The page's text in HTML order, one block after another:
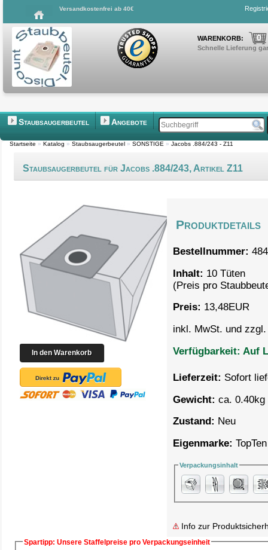
Versandkostenfrei ab 40€
WARENKORB: 0
Schnelle Lieferung
Staubsaugerbeutel Angebote
Startseite » Katalog » Staubsaugerbeutel » SONSTIGE » Jacobs .884/243 - Z11
Staubsaugerbeutel für Jacobs .884/243, Artikel Z11
Produktdetails
Bestellnummer:
Inhalt: 10 Tüten
(Preis pro
Preis: 13,48EUR
inkl. MwSt. und
Verfügbarkeit: Auf
Lieferzeit: Sofort
Gewicht: ca. 0.40kg
Zustand: Neu
Eigenmarke: TopTen
Verpackungsinhalt
Info zur
Spartipp: Unsere Staffelpreise pro Verpackungseinheit